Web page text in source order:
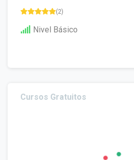
(2)
Nivel Básico
Cursos Gratuitos